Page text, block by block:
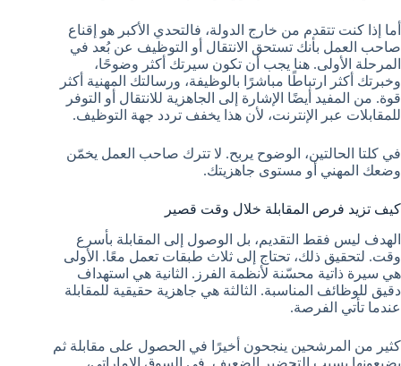
أما إذا كنت تتقدم من خارج الدولة، فالتحدي الأكبر هو إقناع
صاحب العمل بأنك تستحق الانتقال أو التوظيف عن بُعد في
المرحلة الأولى. هنا يجب أن تكون سيرتك أكثر وضوحًا،
وخبرتك أكثر ارتباطًا مباشرًا بالوظيفة، ورسالتك المهنية أكثر
قوة. من المفيد أيضًا الإشارة إلى الجاهزية للانتقال أو التوفر
للمقابلات عبر الإنترنت، لأن هذا يخفف تردد جهة التوظيف.
في كلتا الحالتين، الوضوح يربح. لا تترك صاحب العمل يخمّن
وضعك المهني أو مستوى جاهزيتك.
كيف تزيد فرص المقابلة خلال وقت قصير
الهدف ليس فقط التقديم، بل الوصول إلى المقابلة بأسرع
وقت. لتحقيق ذلك، تحتاج إلى ثلاث طبقات تعمل معًا. الأولى
هي سيرة ذاتية محسّنة لأنظمة الفرز. الثانية هي استهداف
دقيق للوظائف المناسبة. الثالثة هي جاهزية حقيقية للمقابلة
عندما تأتي الفرصة.
كثير من المرشحين ينجحون أخيرًا في الحصول على مقابلة ثم
يضيعونها بسبب التحضير الضعيف. في السوق الإماراتي،